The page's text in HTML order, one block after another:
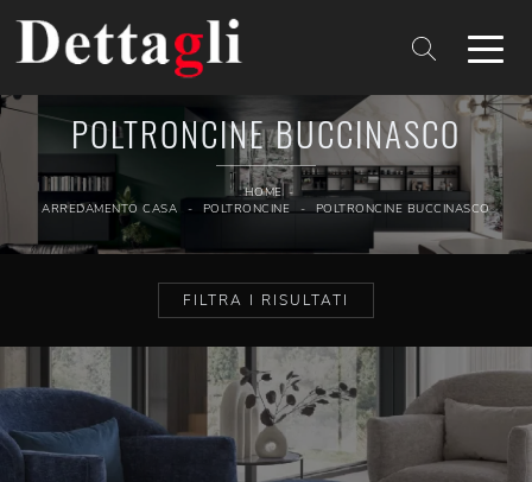
POLTRONCINE BUCCINASCO
HOME -
ARREDAMENTO CASA
- POLTRONCINE - POLTRONCINE BUCCINASCO
FILTRA I RISULTATI